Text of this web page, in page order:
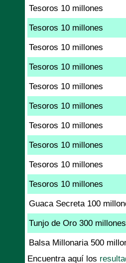
Tesoros 10 millones
Tesoros 10 millones
Tesoros 10 millones
Tesoros 10 millones
Tesoros 10 millones
Tesoros 10 millones
Tesoros 10 millones
Tesoros 10 millones
Tesoros 10 millones
Tesoros 10 millones
Guaca Secreta 100
Tunjo de Oro 300 millones
Balsa Millonaria 500
Encuentra aquí los